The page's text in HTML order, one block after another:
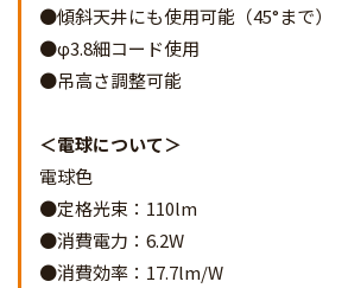
●傾斜天井にも使用可能（45°まで）
●φ3.8細コード使用
●吊高さ調整可能
電球について
電球色
●定格光束：110lm
●消費電力：6.2W
●消費効率：17.7lm/W